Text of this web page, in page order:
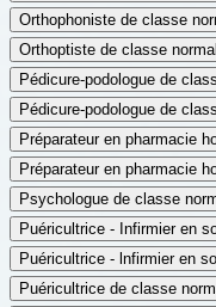
Orthophoniste de classe
Orthoptiste de classe
Pédicure-podologue de
Pédicure-podologue de
Préparateur en pharmacie
Préparateur en pharmacie
Psychologue de classe
Puéricultrice - Infirmier en
Puéricultrice - lnfirmier en
Puéricultrice de classe